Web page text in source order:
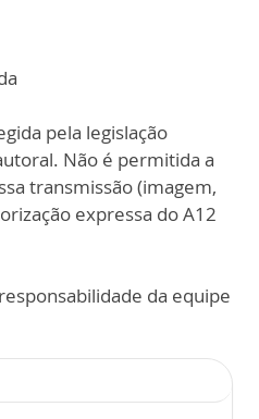
pela legislação
Não é permitida a
transmissão (imagem,
expressa do A12
da equipe